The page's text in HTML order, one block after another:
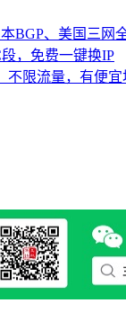
BGP、美国三网
，免费一键换IP
不限流量，有便